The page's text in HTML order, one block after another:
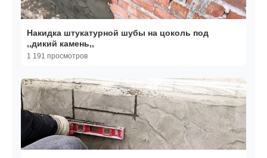
Накидка штукатурной шубы на цоколь под
,,дикий камень,,
1 191 просмотров